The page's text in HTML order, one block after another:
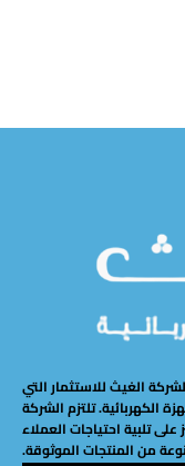
الغيث للاستثمار التي
الكهربائية. تلتزم الشركة
تلبية احتياجات العملاء
من المنتجات الموثوقة.